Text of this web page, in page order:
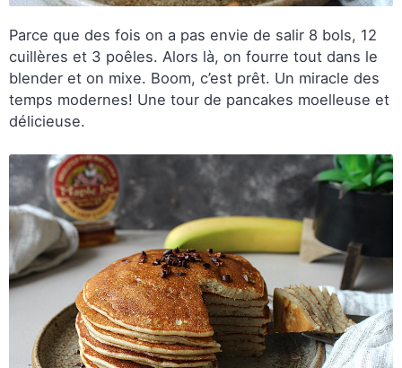
Parce que des fois on a pas envie de salir 8 bols, 12
cuillères et 3 poêles. Alors là, on fourre tout dans le
blender et on mixe. Boom, c’est prêt. Un miracle des
temps modernes! Une tour de pancakes moelleuse et
délicieuse.